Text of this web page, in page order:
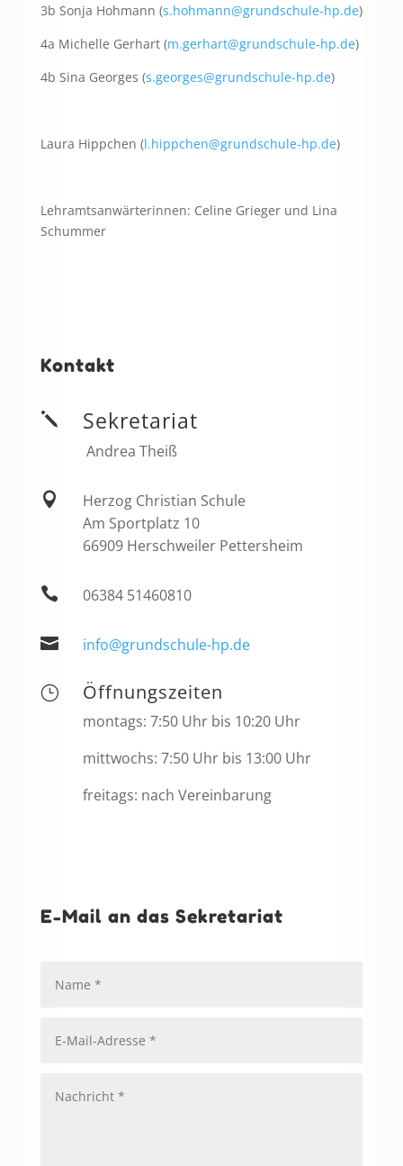
3b Sonja Hohmann (s.hohmann@grundschule-hp.de)
4a Michelle Gerhart (m.gerhart@grundschule-hp.de)
4b Sina Georges (s.georges@grundschule-hp.de)
Laura Hippchen (l.hippchen@grundschule-hp.de)
Lehramtsanwärterinnen: Celine Grieger und Lina
Schummer
Kontakt
j Sekretariat
Andrea Theiß

Herzog Christian Schule
Am Sportplatz 10
66909 Herschweiler Pettersheim
 06384 51460810
 info@grundschule-hp.de
} Öffnungszeiten
montags: 7:50 Uhr bis 10:20 Uhr
mittwochs: 7:50 Uhr bis 13:00 Uhr
freitags: nach Vereinbarung
E-Mail an das Sekretariat